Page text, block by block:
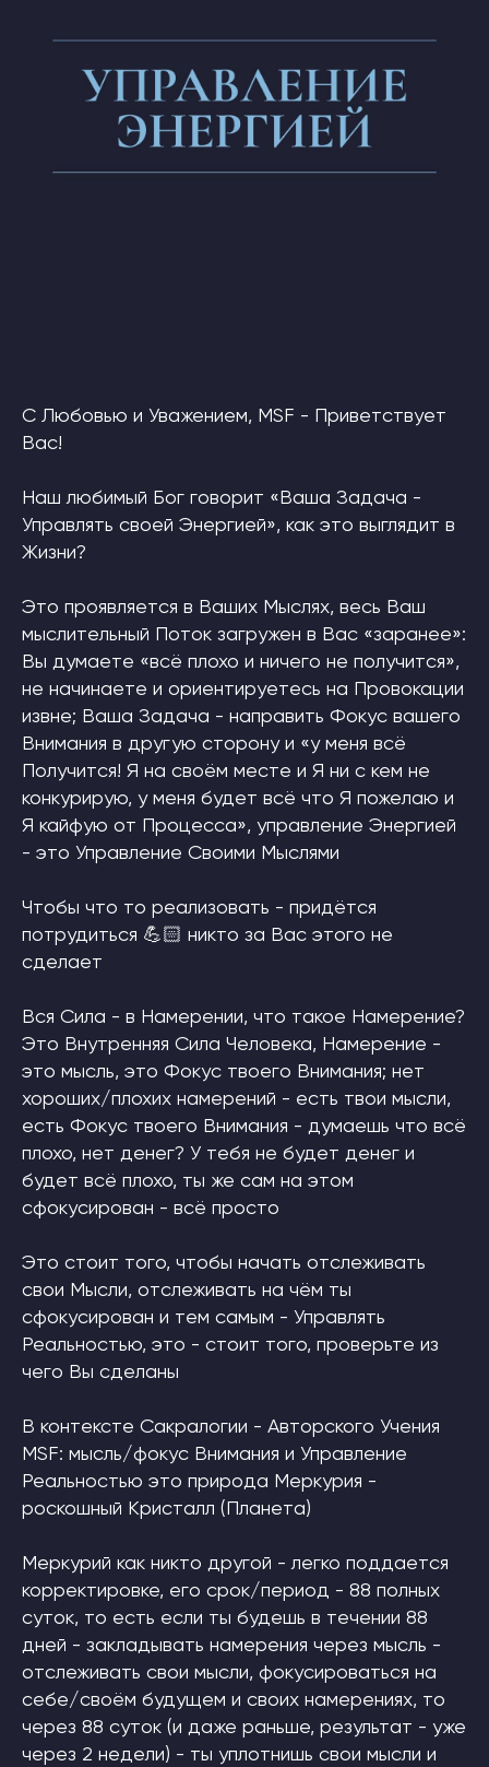
С Любовью и Уважением, MSF - Приветствует
Вас!
Наш любимый Бог говорит «Ваша Задача -
Управлять своей Энергией», как это выглядит в
Жизни?
Это проявляется в Ваших Мыслях, весь Ваш
мыслительный Поток загружен в Вас «заранее»:
Вы думаете «всё плохо и ничего не получится»,
не начинаете и ориентируетесь на Провокации
извне; Ваша Задача - направить Фокус вашего
Внимания в другую сторону и «у меня всё
Получится! Я на своём месте и Я ни с кем не
конкурирую, у меня будет всё что Я пожелаю и
Я кайфую от Процесса», управление Энергией
- это Управление Своими Мыслями
Чтобы что то реализовать - придётся
потрудиться 💪🏻 никто за Вас этого не
сделает
Вся Сила - в Намерении, что такое Намерение?
Это Внутренняя Сила Человека, Намерение -
это мысль, это Фокус твоего Внимания; нет
хороших/плохих намерений - есть твои мысли,
есть Фокус твоего Внимания - думаешь что всё
плохо, нет денег? У тебя не будет денег и
будет всё плохо, ты же сам на этом
сфокусирован - всё просто
Это стоит того, чтобы начать отслеживать
свои Мысли, отслеживать на чём ты
сфокусирован и тем самым - Управлять
Реальностью, это - стоит того, проверьте из
чего Вы сделаны
В контексте Сакралогии - Авторского Учения
MSF: мысль/фокус Внимания и Управление
Реальностью это природа Меркурия -
роскошный Кристалл (Планета)
Меркурий как никто другой - легко поддается
корректировке, его срок/период - 88 полных
суток, то есть если ты будешь в течении 88
дней - закладывать намерения через мысль -
отслеживать свои мысли, фокусироваться на
себе/своём будущем и своих намерениях, то
через 88 суток (и даже раньше, результат - уже
через 2 недели) - ты уплотнишь свои мысли и